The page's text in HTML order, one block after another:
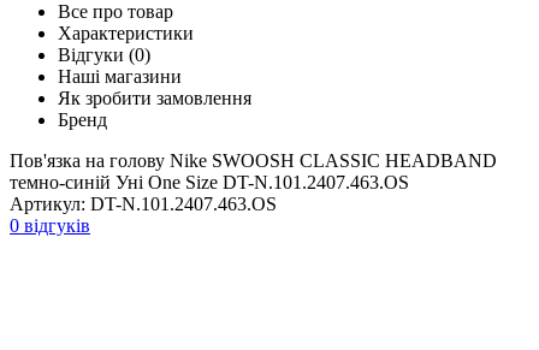
Все про товар
Характеристики
Відгуки (0)
Наші магазини
Як зробити замовлення
Бренд
Пов'язка на голову Nike SWOOSH CLASSIC HEADBAND
темно-синій Уні One Size DT-N.101.2407.463.OS
Артикул: DT-N.101.2407.463.OS
0 відгуків